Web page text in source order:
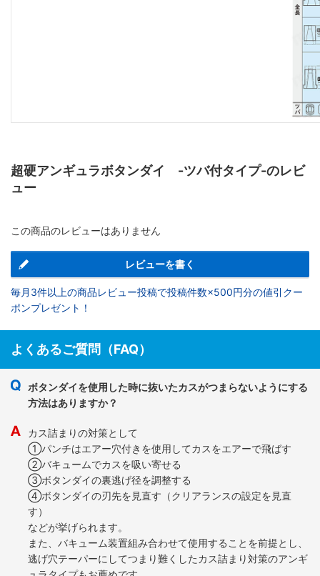
超硬アンギュラボタンダイ -ツバ付タイプ-のレビ
ュー
この商品のレビューはありません
レビューを書く
毎月3件以上の商品レビュー投稿で投稿件数×500円分の値引クー
ポンプレゼント！
よくあるご質問（FAQ）
ボタンダイを使用した時に抜いたカスがつまらないようにする
方法はありますか？
カス詰まりの対策として
①パンチはエアー穴付きを使用してカスをエアーで飛ばす
②バキュームでカスを吸い寄せる
③ボタンダイの裏逃げ径を調整する
④ボタンダイの刃先を見直す（クリアランスの設定を見直
す）
などが挙げられます。
また、バキューム装置組み合わせて使用することを前提とし、
逃げ穴テーパーにしてつまり難くしたカス詰まり対策のアンギ